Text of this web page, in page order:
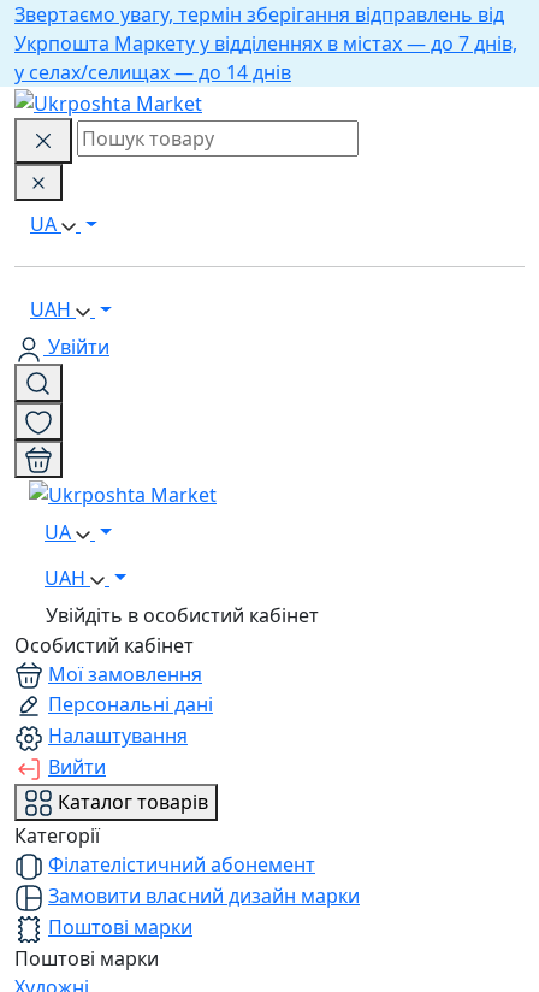
Звертаємо увагу, термін зберігання відправлень від
Укрпошта Маркету у відділеннях в містах — до 7 днів,
у селах/селищах — до 14 днів
UA
UAH
Увійти
UA
UAH
Увійдіть в особистий кабінет
Особистий кабінет
Мої замовлення
Персональні дані
Налаштування
Вийти
Каталог товарів
Категорії
Філателістичний абонемент
Замовити власний дизайн марки
Поштові марки
Поштові марки
Художні